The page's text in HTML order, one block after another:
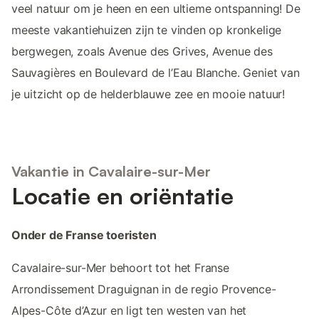
veel natuur om je heen en een ultieme ontspanning! De
meeste vakantiehuizen zijn te vinden op kronkelige
bergwegen, zoals Avenue des Grives, Avenue des
Sauvagières en Boulevard de l’Eau Blanche. Geniet van
je uitzicht op de helderblauwe zee en mooie natuur!
Vakantie in Cavalaire-sur-Mer
Locatie en oriëntatie
Onder de Franse toeristen
Cavalaire-sur-Mer behoort tot het Franse
Arrondissement Draguignan in de regio Provence-
Alpes-Côte d’Azur en ligt ten westen van het